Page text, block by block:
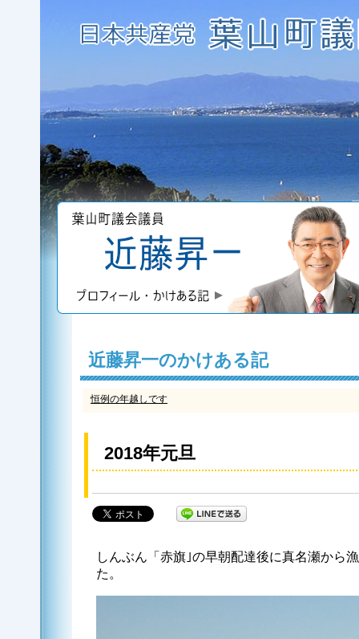
近藤昇一のかけある記
恒例の年越しです
2018年元旦
しんぶん「赤旗｣の早朝配達後に真名瀬から
た。